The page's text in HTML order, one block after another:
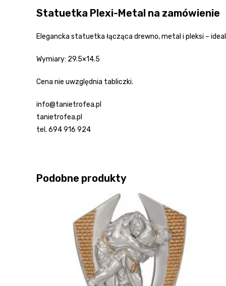
Statuetka Plexi-Metal na zamówienie
Elegancka statuetka łącząca drewno, metal i pleksi –
Wymiary: 29.5×14.5
Cena nie uwzględnia tabliczki.
info@tanietrofea.pl
tanietrofea.pl
tel. 694 916 924
Podobne produkty